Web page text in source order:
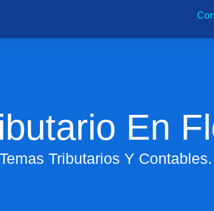
En
Tributarios Y Contables.